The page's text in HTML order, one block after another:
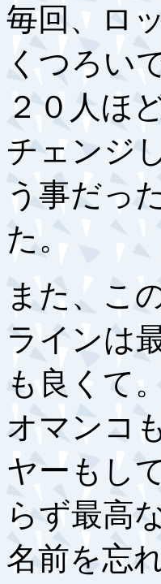
毎回、ロ
くつろい
２０人ほ
チェンジ
う事だっ
た。
また、こ
ラインは
も良くて。
オマンコ
ヤーもし
らず最高
名前を忘